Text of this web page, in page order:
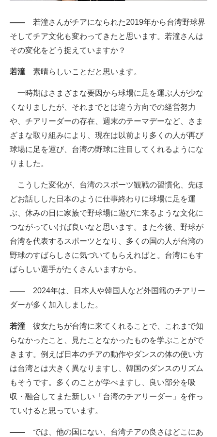
―― 若潼さんがチアになられた2019年から台湾野球界
そしてチア文化も変わってきたと思います。若潼さんは
その変化をどう捉えていますか？
若潼 素晴らしいことだと思います。
一時期はさまざまな要因から球場に足を運ぶ人が少な
くなりましたが、それまでとは違う方向での経営努力
や、チアリーダーの存在、週末のテーマデーなど、さま
ざまな取り組みにより、現在は以前より多くの人が再び
球場に足を運び、台湾の野球に注目してくれるようにな
りました。
こうした変化が、台湾のスポーツ観戦の習慣化、先ほ
どお話しした日本のように仕事終わりに球場に足を運
ぶ、休みの日に家族で野球場に遊びに来るような文化に
つながっていけば良いなと思います。また今後、野球が
台湾を代表するスポーツとなり、多くの国の人が台湾の
野球のすばらしさに気づいてもらえればと。台湾にもす
ばらしい選手がたくさんいますから。
―― 2024年は、日本人や韓国人など外国籍のチアリー
ダーが多く加入しました。
若潼 彼女たちが台湾に来てくれることで、これまで知
らなかったこと、見たことなかったものを学ぶことがで
きます。例えば日本のチアの動作やダンスの体の使い方
は台湾とは大きく異なりますし、韓国のダンスのリズム
もそうです。多くのことが学べますし、良い部分を吸
収・融合してまた新しい「台湾のチアリーダー」を作っ
ていけると思っています。
―― では、他の国にない、台湾チアの良さはどこにあ